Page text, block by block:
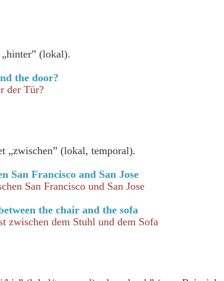
„hinter” (lokal).
the door?
der Tür?
„zwischen” (lokal, temporal).
San Francisco and San Jose
San Francisco und San Jose
the chair and the sofa
zwischen dem Stuhl und dem Sofa